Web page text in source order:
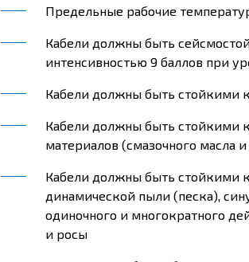
Предельные рабочие
Кабели должны быть
интенсивностью 9 баллов при
Кабели должны быть стойкими
Кабели должны быть стойкими
материалов (смазочного масла
Кабели должны быть стойкими
динамической пыли (песка),
одиночного и многократного
и росы